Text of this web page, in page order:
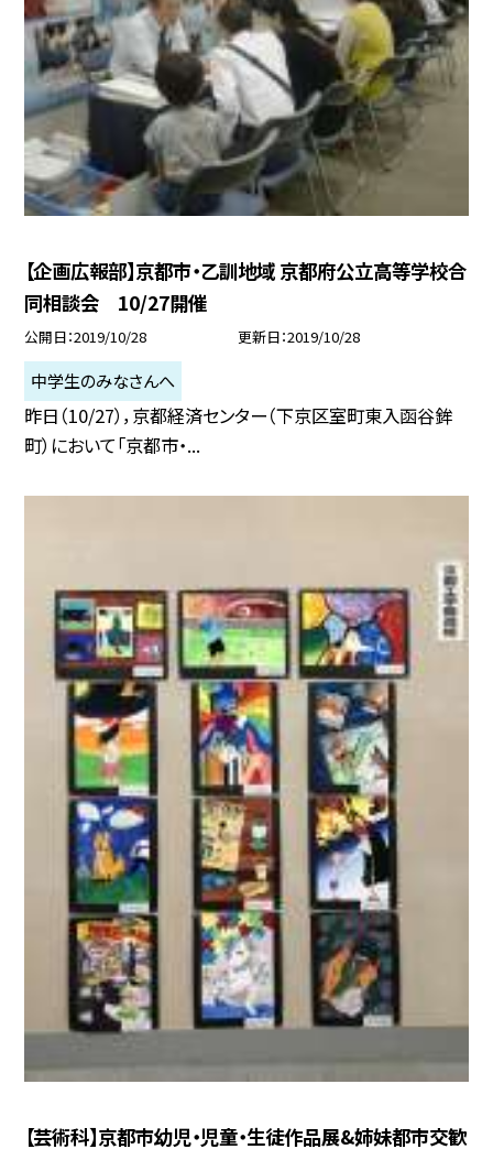
【企画広報部】京都市・乙訓地域 京都府公立高等学校合
同相談会 10/27開催
公開日 2019/10/28 更新日 2019/10/28
中学生のみなさんへ
昨日（10/27），京都経済センター（下京区室町東入函谷鉾
町）において「京都市・...
【芸術科】京都市幼児・児童・生徒作品展&姉妹都市交歓